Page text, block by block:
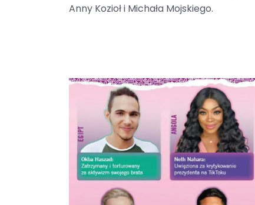
Anny Kozioł i Michała Mojskiego.